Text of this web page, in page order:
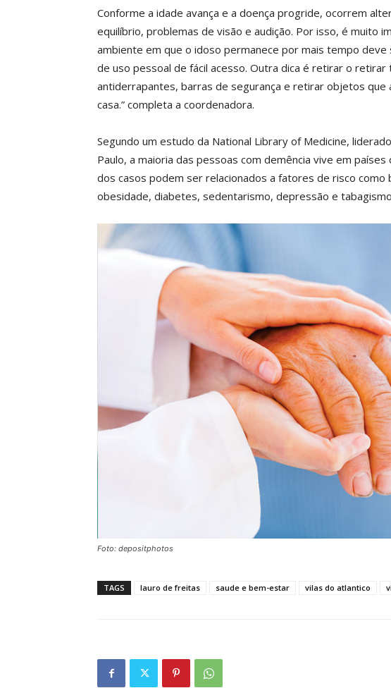
Conforme a idade avança e a doença progride, ocorrem
equilíbrio, problemas de visão e audição. Por isso, é muito
ambiente em que o idoso permanece por mais tempo
de uso pessoal de fácil acesso. Outra dica é retirar o
antiderrapantes, barras de segurança e retirar objetos que
casa.” completa a coordenadora.
Segundo um estudo da National Library of Medicine,
Paulo, a maioria das pessoas com demência vive em
dos casos podem ser relacionados a fatores de risco como
obesidade, diabetes, sedentarismo, depressão e
Foto: depositphotos
TAGS lauro de freitas saude e bem-estar vilas do atlantico